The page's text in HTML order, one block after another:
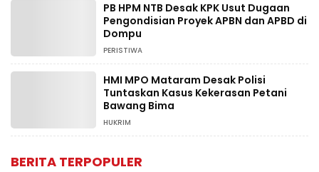
PB HPM NTB Desak KPK Usut Dugaan
Pengondisian Proyek APBN dan APBD di
Dompu
PERISTIWA
HMI MPO Mataram Desak Polisi
Tuntaskan Kasus Kekerasan Petani
Bawang Bima
HUKRIM
BERITA TERPOPULER